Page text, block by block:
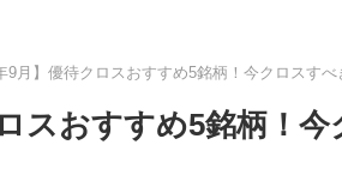
9月】優待クロスおすすめ5銘柄！今クロスす
スおすすめ5銘柄！